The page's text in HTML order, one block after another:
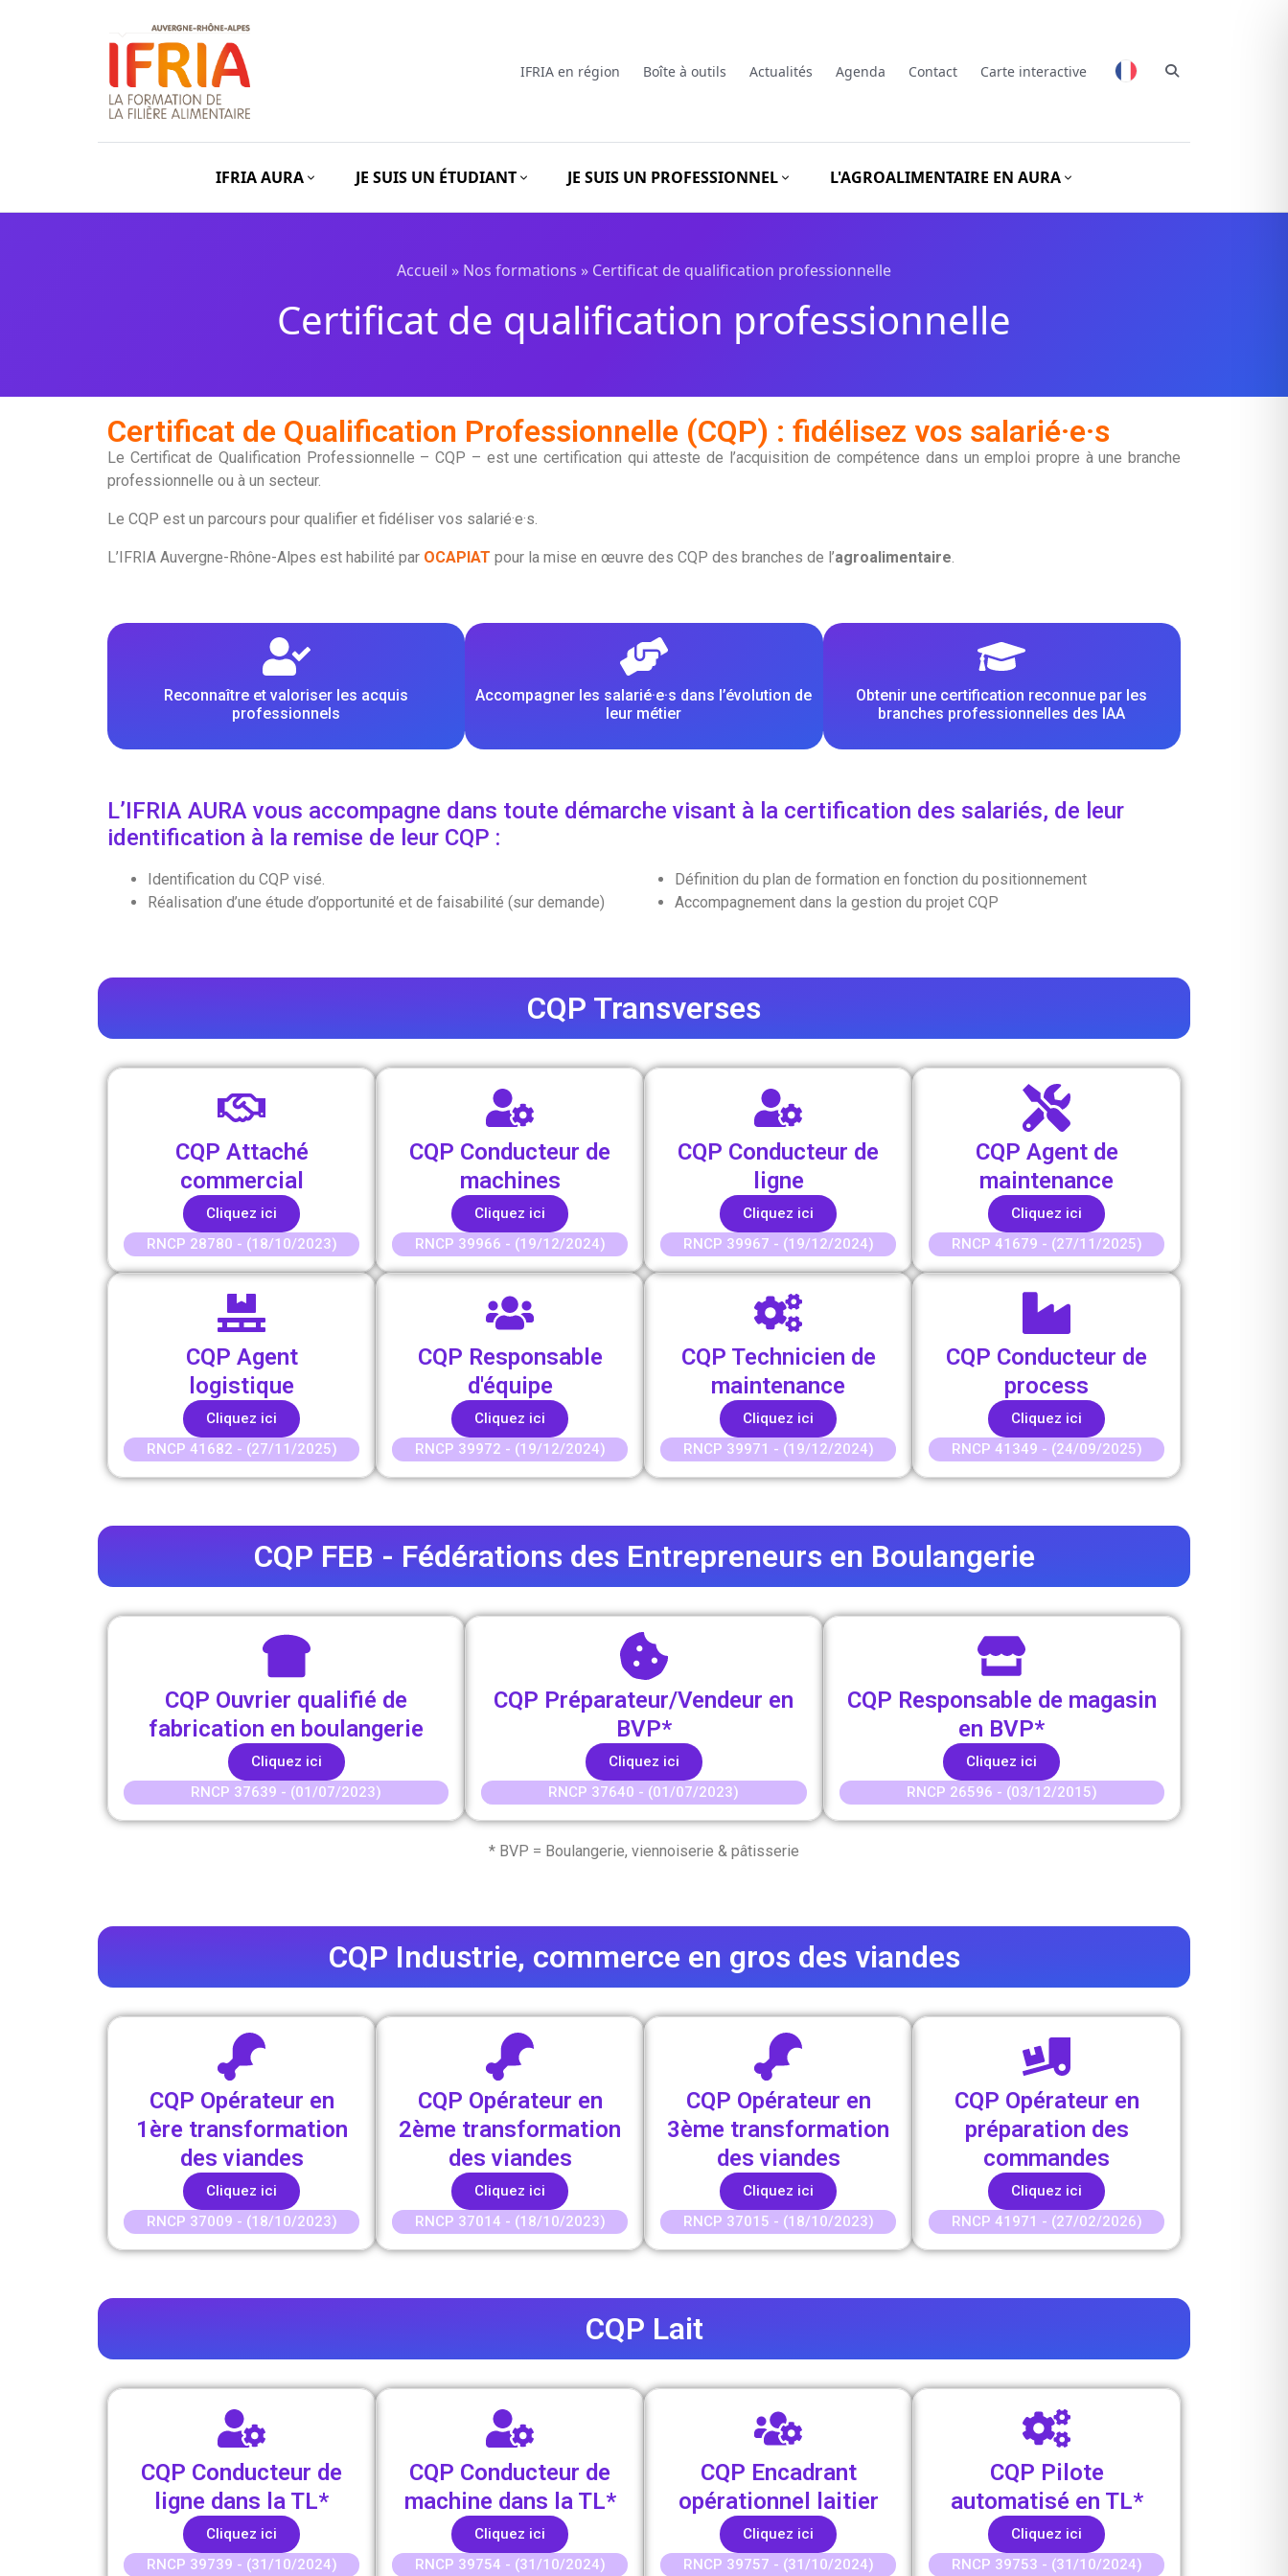
IFRIA en région Boîte à outils Actualités Agenda Contact Carte interactive
IFRIA AURA JE SUIS UN ÉTUDIANT JE SUIS UN PROFESSIONNEL L'AGROALIMENTAIRE EN AURA
Accueil » Nos formations » Certificat de qualification professionnelle
Certificat de qualification professionnelle
Certificat de Qualification Professionnelle (CQP) : fidélisez vos salarié·e·s
Le Certificat de Qualification Professionnelle – CQP – est une certification qui atteste de l’acquisition de compétence dans un emploi propre à une branche
professionnelle ou à un secteur.
Le CQP est un parcours pour qualifier et fidéliser vos salarié·e·s.
L’IFRIA Auvergne-Rhône-Alpes est habilité par OCAPIAT pour la mise en œuvre des CQP des branches de l’agroalimentaire.
Reconnaître et valoriser les acquis
professionnels
Accompagner les salarié·e·s dans l’évolution de
leur métier
Obtenir une certification reconnue par les
branches professionnelles des IAA
L’IFRIA AURA vous accompagne dans toute démarche visant à la certification des salariés, de leur
identification à la remise de leur CQP :
Identification du CQP visé.
Réalisation d’une étude d’opportunité et de faisabilité (sur demande)
Définition du plan de formation en fonction du positionnement
Accompagnement dans la gestion du projet CQP
CQP Transverses
CQP Attaché
commercial
Cliquez ici
RNCP 28780 - (18/10/2023)
CQP Conducteur de
machines
Cliquez ici
RNCP 39966 - (19/12/2024)
CQP Conducteur de
ligne
Cliquez ici
RNCP 39967 - (19/12/2024)
CQP Agent de
maintenance
Cliquez ici
RNCP 41679 - (27/11/2025)
CQP Agent
logistique
Cliquez ici
RNCP 41682 - (27/11/2025)
CQP Responsable
d'équipe
Cliquez ici
RNCP 39972 - (19/12/2024)
CQP Technicien de
maintenance
Cliquez ici
RNCP 39971 - (19/12/2024)
CQP Conducteur de
process
Cliquez ici
RNCP 41349 - (24/09/2025)
CQP FEB - Fédérations des Entrepreneurs en Boulangerie
CQP Ouvrier qualifié de
fabrication en boulangerie
Cliquez ici
RNCP 37639 - (01/07/2023)
CQP Préparateur/Vendeur en
BVP*
Cliquez ici
RNCP 37640 - (01/07/2023)
CQP Responsable de magasin
en BVP*
Cliquez ici
RNCP 26596 - (03/12/2015)
* BVP = Boulangerie, viennoiserie & pâtisserie
CQP Industrie, commerce en gros des viandes
CQP Opérateur en
1ère transformation
des viandes
Cliquez ici
RNCP 37009 - (18/10/2023)
CQP Opérateur en
2ème transformation
des viandes
Cliquez ici
RNCP 37014 - (18/10/2023)
CQP Opérateur en
3ème transformation
des viandes
Cliquez ici
RNCP 37015 - (18/10/2023)
CQP Opérateur en
préparation des
commandes
Cliquez ici
RNCP 41971 - (27/02/2026)
CQP Lait
CQP Conducteur de
ligne dans la TL*
Cliquez ici
RNCP 39739 - (31/10/2024)
CQP Conducteur de
machine dans la TL*
Cliquez ici
RNCP 39754 - (31/10/2024)
CQP Encadrant
opérationnel laitier
Cliquez ici
RNCP 39757 - (31/10/2024)
CQP Pilote
automatisé en TL*
Cliquez ici
RNCP 39753 - (31/10/2024)